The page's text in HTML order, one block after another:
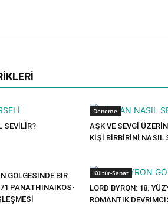
SEVİLİR?
Deneme
AŞK VE SEVGİ
KİŞİ BİRBİRİNİ NASIL
GÖLGESİNDE BİR
PANATHINAIKOS-
Kültür-Sanat
LORD BYRON: 18.
ROMANTİK